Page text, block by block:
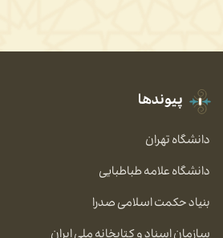
پیوندها
دانشگاه تهران
دانشگاه علامه طباطبایی
بنیاد حکمت اسلامی صدرا